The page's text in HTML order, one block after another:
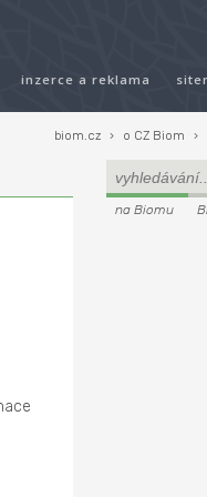
inzerce a reklama
biom.cz › o CZ Biom ›
na Biomu